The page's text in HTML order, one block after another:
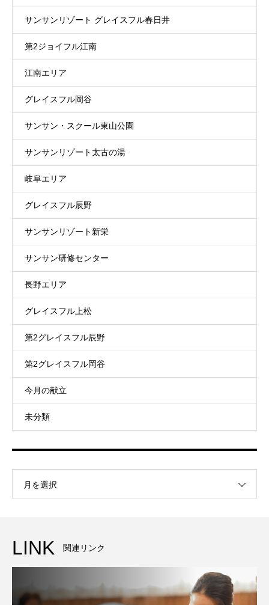
サンサンリゾート グレイスフル春日井
第2ジョイフル江南
江南エリア
グレイスフル岡谷
サンサン・スクール東山公園
サンサンリゾート太古の湯
岐阜エリア
グレイスフル辰野
サンサンリゾート新栄
サンサン研修センター
長野エリア
グレイスフル上松
第2グレイスフル辰野
第2グレイスフル岡谷
今月の献立
未分類
月を選択
LINK 関連リンク